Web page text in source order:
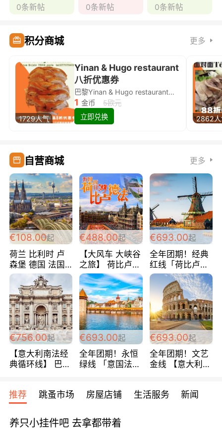
0条新帖 0条新帖 0条新帖
积分商城 更多
1729人气
Yinan & Hugo restaurant
八折优惠券
巴黎Yinan & Hugo restaurant除简餐类全场8折
1 金币
5欧元
立即兑换
2862
自营商城 更多
€108.00起
荷兰 比利时 卢
森堡 德国 法国
超爽玩遍西欧 循
环线 全程四星宾
馆 108欧/人/天
€488.00起
【大风车 大峡谷
之旅】 荷比卢德
法 巴黎上下 经
典五国四日游
488欧/人
€693.00起
全年团期！经典
红线「荷比卢德
法」七天循环 五
国 仅售99欧/人/
天！巴黎上下！
包拼房~
€756.00起
【意大利南法经
典循环线】 巴黎
宾馆 108欧/天起
全程756欧/位
€693.00起
全年团期！永恒
绿线 「意国法
欧/天起 ~包拼房
€693.00起
全年团期！文艺
金线 【意大利一
每周铁发！
推荐 跳蚤市场 房屋店铺 生活服务 新闻
养只小挂件吧 去拿都带着